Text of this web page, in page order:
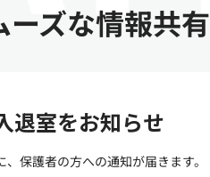
ズな情報共有
退室をお知らせ
保護者の方への通知が届きます。